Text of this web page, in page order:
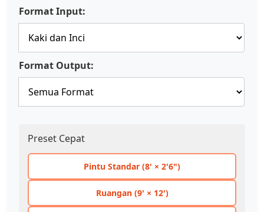
Format Input:
Format Output:
Preset Cepat
Pintu Standar (8' × 2'6")
Ruangan (9' × 12')